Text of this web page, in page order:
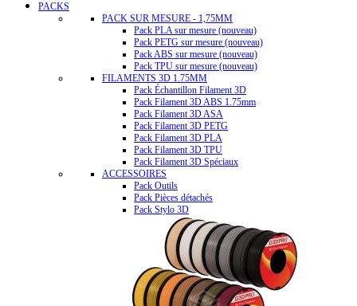
PACKS
PACK SUR MESURE - 1,75MM
Pack PLA sur mesure (nouveau)
Pack PETG sur mesure (nouveau)
Pack ABS sur mesure (nouveau)
Pack TPU sur mesure (nouveau)
FILAMENTS 3D 1.75MM
Pack Échantillon Filament 3D
Pack Filament 3D ABS 1.75mm
Pack Filament 3D ASA
Pack Filament 3D PETG
Pack Filament 3D PLA
Pack Filament 3D TPU
Pack Filament 3D Spéciaux
ACCESSOIRES
Pack Outils
Pack Pièces détachés
Pack Stylo 3D